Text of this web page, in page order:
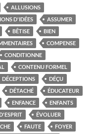
ALLUSIONS
D'IDÉES
ASSUMER
BÊTISE
BIEN
COMPENSE
CONDITIONNE
CONTENU FORMEL
DÉCEPTIONS
DÉÇU
DÉTACHÉ
ÉDUCATEUR
ENFANCE
ENFANTS
ÉVOLUER
FAUTE
FOYER